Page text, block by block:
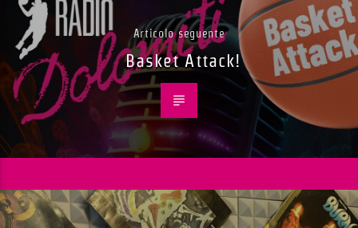
Articolo seguente
Basket Attack!